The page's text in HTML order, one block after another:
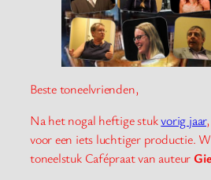
Beste toneelvrienden,
Na het nogal heftige stukvorig jaar
voor een iets luchtiger productie.
toneelstuk Cafépraat van auteur